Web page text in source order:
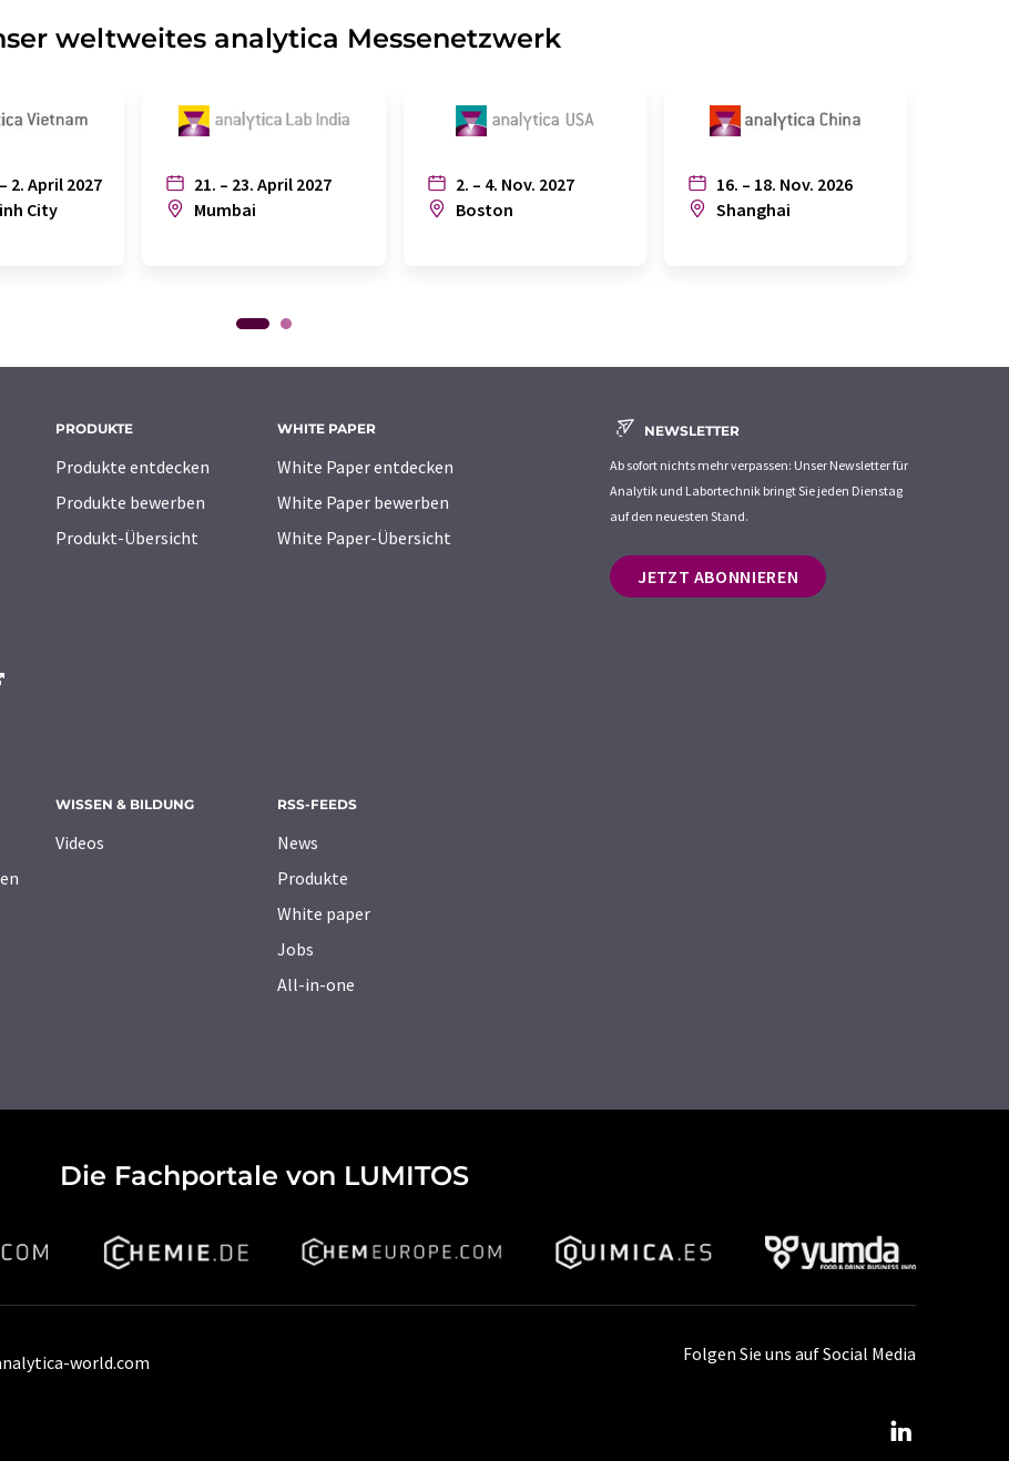
weltweites analytica Messenetzwerk
2. April 2027
City
21. – 23. April 2027
Mumbai
2. – 4. Nov. 2027
Boston
16. – 18. Nov. 2026
Shanghai
PRODUKTE
Produkte entdecken
Produkte bewerben
Produkt-Übersicht
WHITE PAPER
White Paper entdecken
White Paper bewerben
White Paper-Übersicht
WISSEN & BILDUNG
Videos
RSS-FEEDS
News
Produkte
White paper
Jobs
All-in-one
NEWSLETTER
Ab sofort nichts mehr verpassen: Unser Newsletter für
Analytik und Labortechnik bringt Sie jeden Dienstag
auf den neuesten Stand.
JETZT ABONNIEREN
Die Fachportale von LUMITOS
world.com Folgen Sie uns auf Social Media